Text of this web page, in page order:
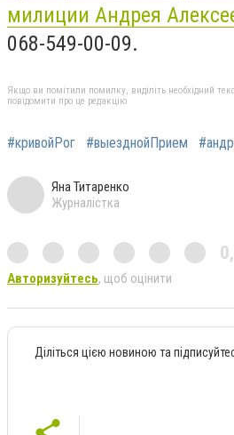
милиции Андрея
068-549-00-09.
Якщо ви помітили помилку, виділіть необхідний
повідомити про це редакцію
#кривойРог #выезднойПрием
Яна Титаренко
Журналістка
Авторизуйтесь, щоб оцінити
Діліться цією новиною та